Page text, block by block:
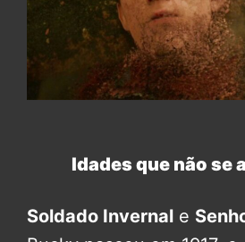
Idades que não se
Soldado Invernal e